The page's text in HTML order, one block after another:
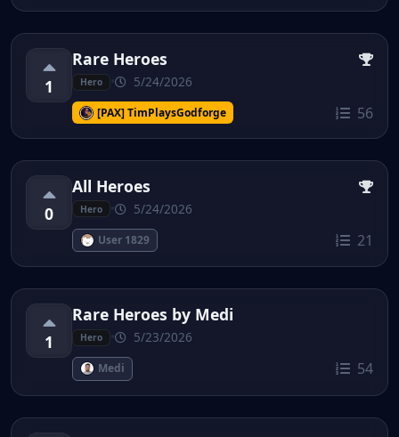
1
Rare Heroes
Hero 5/24/2026
[PAX] TimPlaysGodforge 56
0
All Heroes
Hero 5/24/2026
User 1829 21
1
Rare Heroes by Medi
Hero 5/23/2026
Medi 54